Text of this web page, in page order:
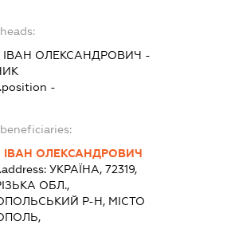
ІВАН ОЛЕКСАНДРОВИЧ -
-
ІВАН ОЛЕКСАНДРОВИЧ
УКРАЇНА, 72319,
ОБЛ.,
Р-Н, МІСТО